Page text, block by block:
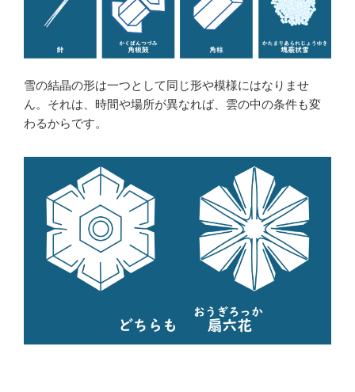
雪の結晶の形は一つとして同じ形や模様にはなりませ
ん。それは、時間や場所が異なれば、雲の中の条件も変
わるからです。